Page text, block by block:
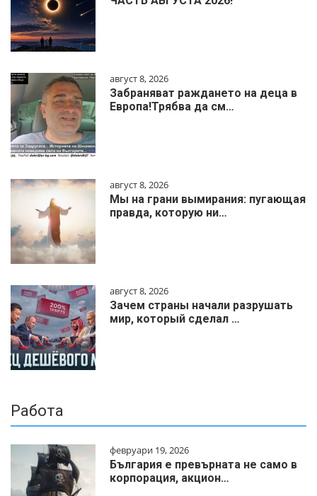
август 8, 2026
Забраняват раждането на деца в
Европа!Трябва да см…
август 8, 2026
Мы на грани вымирания: пугающая
правда, которую ни…
август 8, 2026
Зачем страны начали разрушать
мир, который сделал …
Работа
февруари 19, 2026
България е превърната не само в
корпорация, акцион…